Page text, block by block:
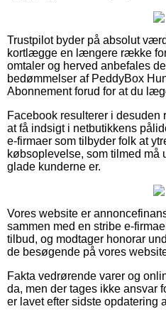
Trustpilot byder på absolut
kortlægge en længere række
omtaler og herved anbefales
bedømmelser af PeddyBox
Abonnement forud for at du
Facebook resulterer i desuden
at få indsigt i netbutikkens
e-firmaer som tilbyder folk at
købsoplevelse, som tilmed må
glade kunderne er.
Vores website er
sammen med en stribe e-
tilbud, og modtager honorar
de besøgende på vores
Fakta vedrørende varer og
da, men der tages ikke ansvar
er lavet efter sidste opdatering